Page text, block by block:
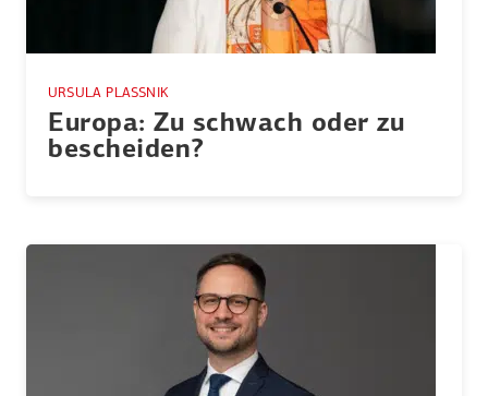
URSULA PLASSNIK
Europa: Zu schwach oder zu
bescheiden?